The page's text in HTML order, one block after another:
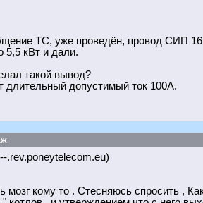
ТС, уже проведён, провод СИП 16
5,5 кВт и дали.
такой вывод?
допустимый ток 100А.
.rev.poneytelecom.eu)
мозг кому то . Стесняюсь спросить ,